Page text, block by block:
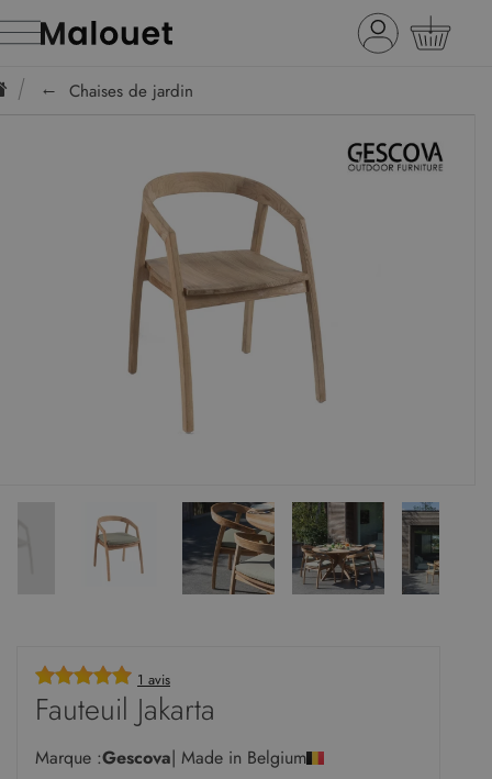
Chaises de jardin
1 avis
Fauteuil Jakarta
Marque :Gescova| Made in Belgium